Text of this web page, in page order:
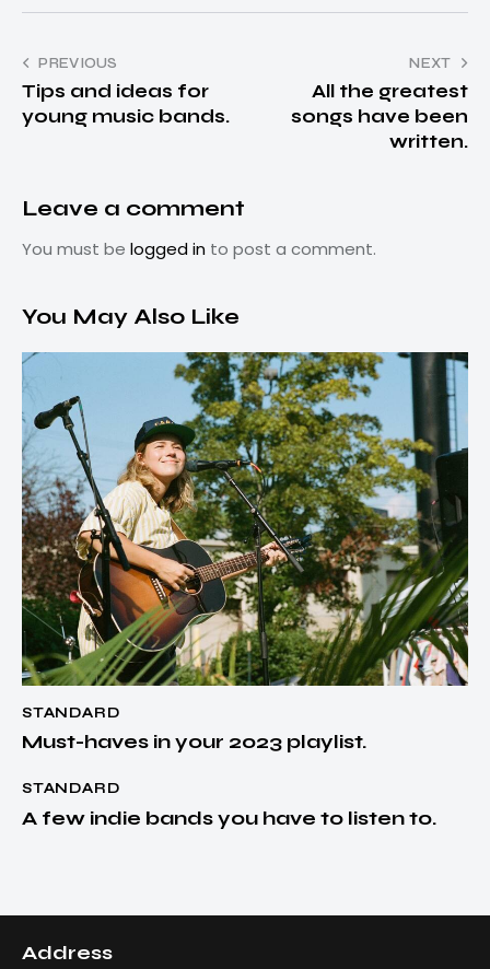
PREVIOUS
Tips and ideas for
young music bands.
NEXT
All the greatest
songs have been
written.
Leave a comment
You must be logged in to post a comment.
You May Also Like
STANDARD
Must-haves in your 2023 playlist.
STANDARD
A few indie bands you have to listen to.
Address